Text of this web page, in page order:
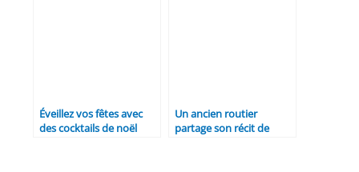
Éveillez vos fêtes avec
des cocktails de noël
Un ancien routier
partage son récit de